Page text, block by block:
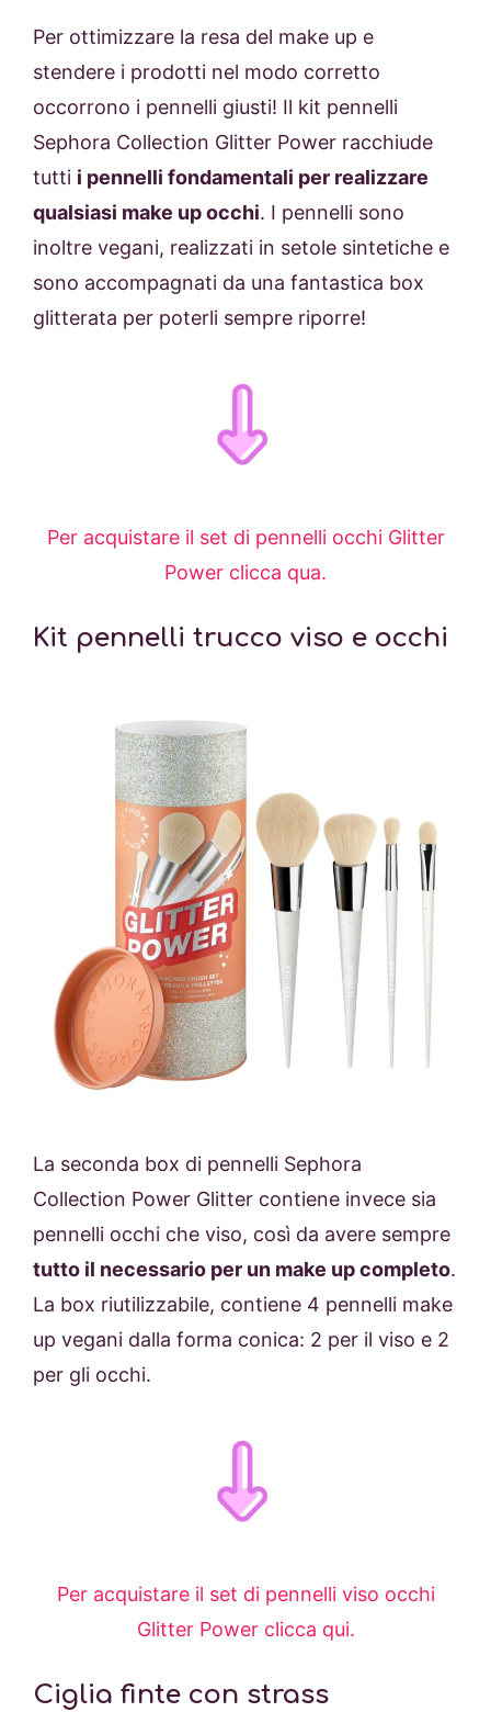
Per ottimizzare la resa del make up e
stendere i prodotti nel modo corretto
occorrono i pennelli giusti! Il kit pennelli
Sephora Collection Glitter Power racchiude
tutti i pennelli fondamentali per realizzare
qualsiasi make up occhi. I pennelli sono
inoltre vegani, realizzati in setole sintetiche e
sono accompagnati da una fantastica box
glitterata per poterli sempre riporre!
Per acquistare il set di pennelli occhi Glitter
Power clicca qua.
Kit pennelli trucco viso e occhi
La seconda box di pennelli Sephora
Collection Power Glitter contiene invece sia
pennelli occhi che viso, così da avere sempre
tutto il necessario per un make up completo.
La box riutilizzabile, contiene 4 pennelli make
up vegani dalla forma conica: 2 per il viso e 2
per gli occhi.
Per acquistare il set di pennelli viso occhi
Glitter Power clicca qui.
Ciglia finte con strass